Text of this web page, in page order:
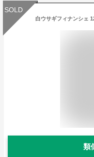
SOLD
類